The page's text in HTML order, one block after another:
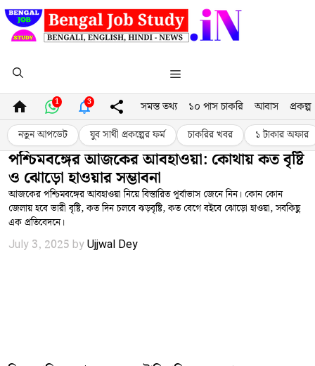
Skip
to
content
Menu
1 3 সমস্ত তথ্য ১০ পাস চাকরি আবাস প্রকল্প
নতুন আপডেট যুব সাথী প্রকল্পের ফর্ম চাকরির খবর ১ টাকার অফার
পশ্চিমবঙ্গের আজকের আবহাওয়া: কোথায় কত বৃষ্টি
ও ঝোড়ো হাওয়ার সম্ভাবনা
আজকের পশ্চিমবঙ্গের আবহাওয়া নিয়ে বিস্তারিত পূর্বাভাস জেনে নিন। কোন কোন
জেলায় হবে ভারী বৃষ্টি, কত দিন চলবে ঝড়বৃষ্টি, কত বেগে বইবে ঝোড়ো হাওয়া, সবকিছু
এক প্রতিবেদনে।
July 3, 2025 byUjjwal Dey